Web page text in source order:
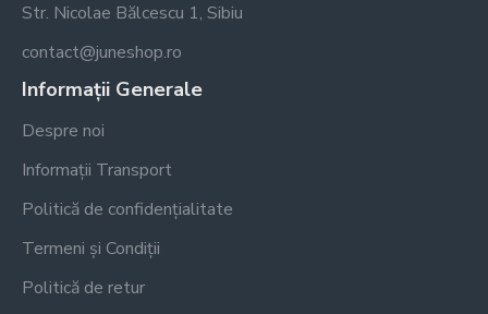
Str. Nicolae Bălcescu 1, Sibiu
contact@juneshop.ro
Informații Generale
Despre noi
Informații Transport
Politică de confidențialitate
Termeni și Condiții
Politică de retur